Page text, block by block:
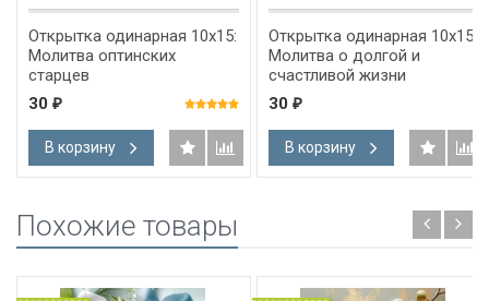
Открытка одинарная 10x15:
Молитва оптинских
старцев
30 ₽
В корзину
Открытка одинарная 10x15:
Молитва о долгой и
счастливой жизни
30 ₽
В корзину
Похожие товары